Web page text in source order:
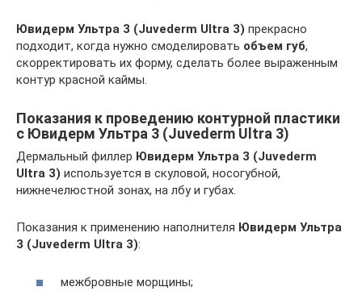
Ювидерм Ультра 3 (Juvederm Ultra 3) прекрасно
подходит, когда нужно смоделировать объем губ,
скорректировать их форму, сделать более выраженным
контур красной каймы.
Показания к проведению контурной пластики
с Ювидерм Ультра 3 (Juvederm Ultra 3)
Дермальный филлер Ювидерм Ультра 3 (Juvederm
Ultra 3) используется в скуловой, носогубной,
нижнечелюстной зонах, на лбу и губах.
Показания к применению наполнителя Ювидерм Ультра
3 (Juvederm Ultra 3):
межбровные морщины;